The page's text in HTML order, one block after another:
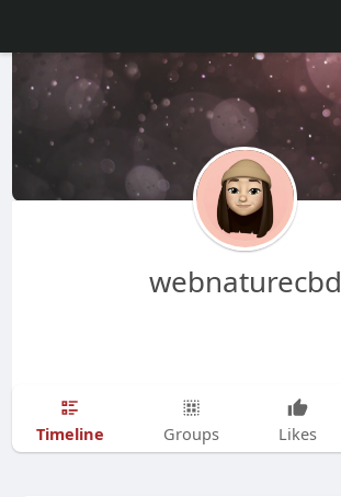
webnaturecbd
Timeline Groups Likes